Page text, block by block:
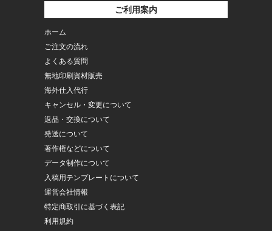
ご利用案内
ホーム
ご注文の流れ
よくある質問
無地印刷資材販売
海外仕入代行
キャンセル・変更について
返品・交換について
発送について
著作権などについて
データ制作について
入稿用テンプレートについて
運営会社情報
特定商取引に基づく表記
利用規約